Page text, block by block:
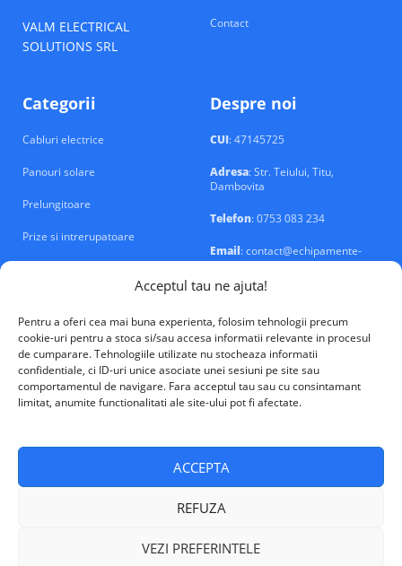
Acceptul tau ne ajuta!
Pentru a oferi cea mai buna experienta, folosim tehnologii precum
cookie-uri pentru a stoca si/sau accesa informatii relevante in procesul
de cumparare. Tehnologiile utilizate nu stocheaza informatii
confidentiale, ci ID-uri unice asociate unei sesiuni pe site sau
comportamentul de navigare. Fara acceptul tau sau cu consintamant
limitat, anumite functionalitati ale site-ului pot fi afectate.
ACCEPTA
REFUZA
VEZI PREFERINTELE
VALM ELECTRICAL
SOLUTIONS SRL
Contact
Categorii
Cabluri electrice
Panouri solare
Prelungitoare
Prize si intrerupatoare
Despre noi
CUI: 47145725
Adresa: Str. Teiului, Titu,
Dambovita
Telefon: 0753 083 234
Email: contact@echipamente-
electrice.ro
VALM Electrical Solutions © 2026